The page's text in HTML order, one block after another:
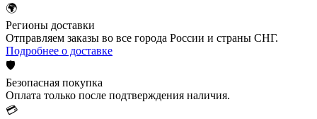
🌍
Регионы доставки
Отправляем заказы во все города России и страны СНГ.
Подробнее о доставке
🛡️
Безопасная покупка
Оплата только после подтверждения наличия.
💳